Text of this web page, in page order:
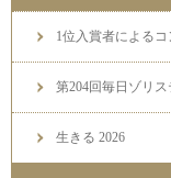
1位入賞者によるコ
第204回毎日ゾリス
生きる 2026